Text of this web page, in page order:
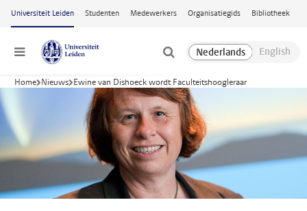
Ga naar hoofdinhoud
Universiteit Leiden Studenten Medewerkers Organisatiegids Bibliotheek
Menu
Home Nieuws Ewine van Dishoeck wordt Faculteitshoogleraar